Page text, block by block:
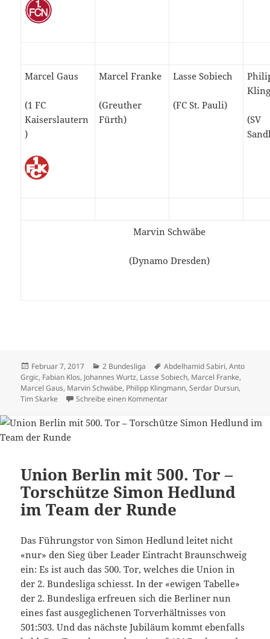
Marcel Gaus
(1 FC
Kaiserslautern
)
Marcel Franke
(Greuther
Fürth)
Lasse Sobiech
(FC St. Pauli)
(SV
Marvin Schwäbe
(Dynamo Dresden)
Veröffentlicht
am
Februar 7, 2017 Kategorien
2 Bundesliga Schlagwörter
Abdelhamid Sabiri,Anto
Grgic, Fabian Klos, Johannes Wurtz, Lasse Sobiech, Marcel Franke,
Marcel Gaus, Marvin Schwäbe, Philipp Klingmann,Serdar Dursun,
Tim Skarke
Schreibe einen Kommentarzu VfB Stuttgart neu alleiniger
Union Berlin mit 500. Tor –
Torschütze Simon Hedlund
im Team der Runde
Das Führungstor von Simon Hedlund leitet nicht
«nur» den Sieg über Leader Eintracht Braunschweig
ein: Es ist auch das 500. Tor, welches die Union in
der 2. Bundesliga schiesst. In der «ewigen Tabelle»
der 2. Bundesliga erfreuen sich die Berliner nun
eines fast ausgeglichenen Torverhältnisses von
501:503. Und das nächste Jubiläum kommt ebenfalls